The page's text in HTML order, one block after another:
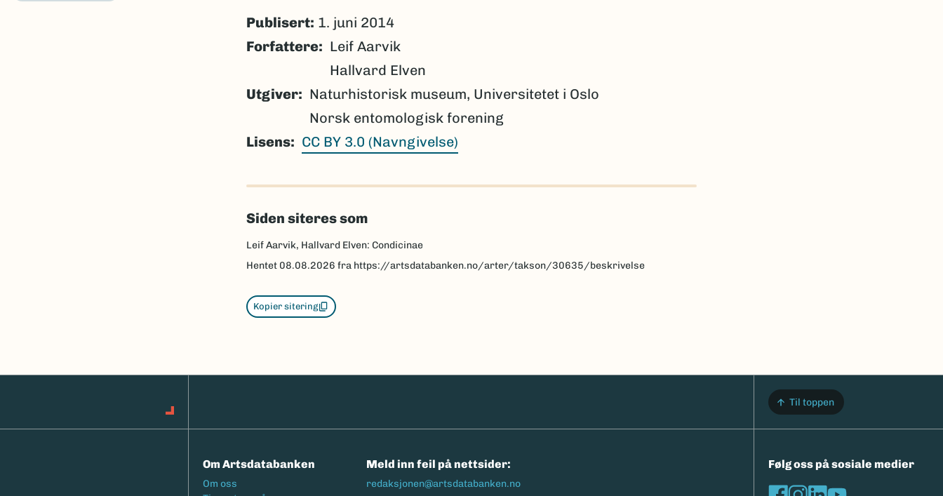
Publisert: 1. juni 2014
Forfattere
Leif Aarvik
Hallvard Elven
Utgiver
Naturhistorisk museum, Universitetet i Oslo
Norsk entomologisk forening
Lisens
CC BY 3.0 (Navngivelse)
Siden siteres som
Leif Aarvik, Hallvard Elven: Condicinae
Hentet 08.08.2026 fra https://artsdatabanken.no/arter/takson/30635/beskrivelse
Kopier sitering
Til toppen
Om Artsdatabanken
Footermeny
Om oss
Meld inn feil på nettsider:
redaksjonen@artsdatabanken.no
Følg oss på sosiale medier